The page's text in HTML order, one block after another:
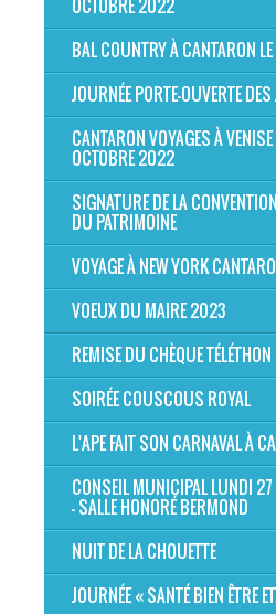
OCTOBRE 2022
BAL COUNTRY À CANTARON
JOURNÉE PORTE-OUVERTE
CANTARON VOYAGES À
OCTOBRE 2022
SIGNATURE DE LA
DU PATRIMOINE
VOYAGE À NEW YORK
VOEUX DU MAIRE 2023
REMISE DU CHÈQUE
SOIRÉE COUSCOUS ROYAL
L'APE FAIT SON CARNAVAL À
CONSEIL MUNICIPAL LUNDI
- SALLE HONORÉ BERMOND
NUIT DE LA CHOUETTE
JOURNÉE « SANTÉ BIEN ÊTRE